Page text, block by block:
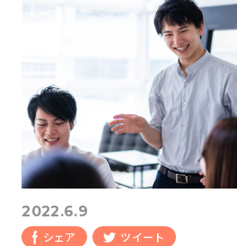
2022.6.9
シェア ツイート